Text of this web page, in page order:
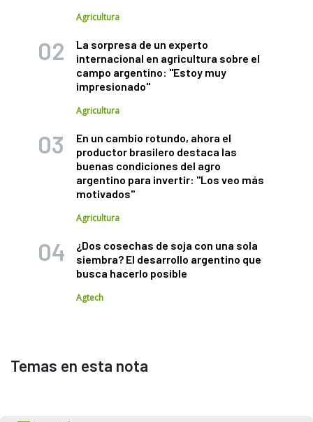
Agricultura
La sorpresa de un experto
internacional en agricultura sobre el
campo argentino: "Estoy muy
impresionado"
Agricultura
En un cambio rotundo, ahora el
productor brasilero destaca las
buenas condiciones del agro
argentino para invertir: "Los veo más
motivados"
Agricultura
¿Dos cosechas de soja con una sola
siembra? El desarrollo argentino que
busca hacerlo posible
Agtech
Temas en esta nota